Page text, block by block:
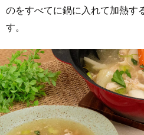
のをすべてに鍋に入れて加熱す
す。